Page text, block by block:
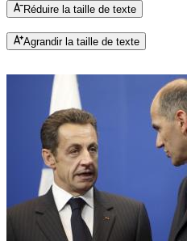
Réduire la taille de texte
Agrandir la taille de texte